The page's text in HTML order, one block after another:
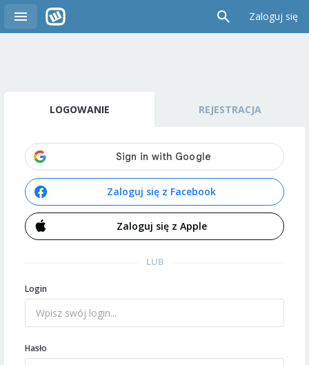
Zaloguj się
LOGOWANIE REJESTRACJA
Zaloguj się z Facebook
Zaloguj się z Apple
LUB
Login
Hasło